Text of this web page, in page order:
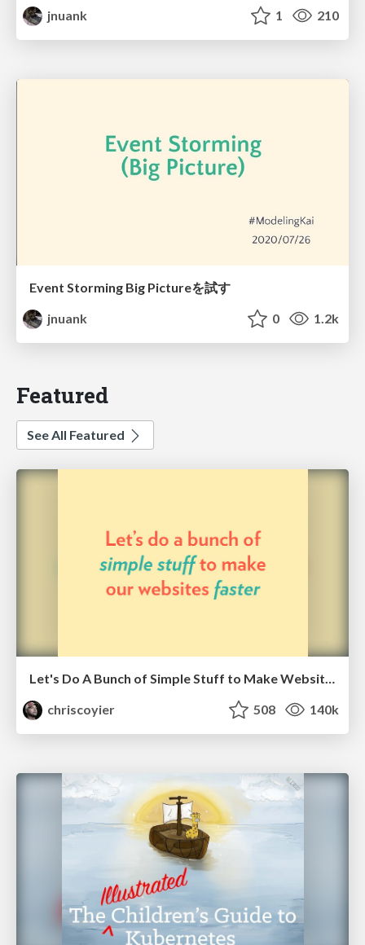
jnuank
1 210
Event Storming Big Pictureを試す
jnuank
0 1.2k
Featured
See All Featured
chriscoyier
508 140k